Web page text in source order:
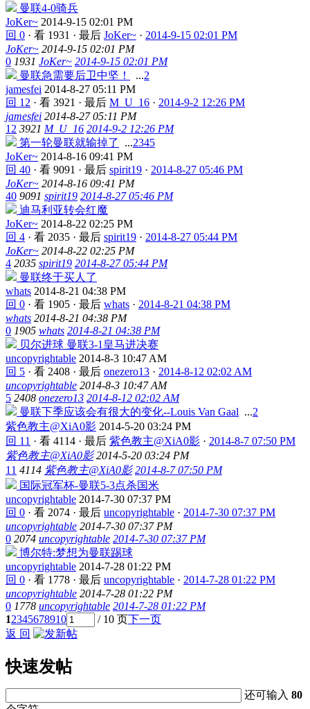
曼联4-0骑兵
JoKer~ 2014-9-15 02:01 PM
回 0 · 看 1931 · 最后 JoKer~ · 2014-9-15 02:01 PM
JoKer~ 2014-9-15 02:01 PM
0 1931 JoKer~ 2014-9-15 02:01 PM
曼联急需要后卫中坚！
...2
jamesfei 2014-8-27 05:11 PM
回 12 · 看 3921 · 最后 M_U_16 · 2014-9-2 12:26 PM
jamesfei 2014-8-27 05:11 PM
12 3921 M_U_16 2014-9-2 12:26 PM
第一轮曼联就输掉了
...2345
JoKer~ 2014-8-16 09:41 PM
回 40 · 看 9091 · 最后 spirit19 · 2014-8-27 05:46 PM
JoKer~ 2014-8-16 09:41 PM
40 9091 spirit19 2014-8-27 05:46 PM
迪马利亚转会红魔
JoKer~ 2014-8-22 02:25 PM
回 4 · 看 2035 · 最后 spirit19 · 2014-8-27 05:44 PM
JoKer~ 2014-8-22 02:25 PM
4 2035 spirit19 2014-8-27 05:44 PM
曼联终于买人了
whats 2014-8-21 04:38 PM
回 0 · 看 1905 · 最后 whats · 2014-8-21 04:38 PM
whats 2014-8-21 04:38 PM
0 1905 whats 2014-8-21 04:38 PM
贝尔进球 曼联3-1皇马进决赛
uncopyrightable 2014-8-3 10:47 AM
回 5 · 看 2408 · 最后 onezero13 · 2014-8-12 02:02 AM
uncopyrightable 2014-8-3 10:47 AM
5 2408 onezero13 2014-8-12 02:02 AM
曼联下季应该会有很大的变化--Louis Van Gaal ...2
紫色教主@XiA0影 2014-5-20 03:24 PM
回 11 · 看 4114 · 最后 紫色教主@XiA0影 · 2014-8-7 07:50 PM
紫色教主@XiA0影 2014-5-20 03:24 PM
11 4114 紫色教主@XiA0影 2014-8-7 07:50 PM
国际冠军杯-曼联5-3点杀国米
uncopyrightable 2014-7-30 07:37 PM
回 0 · 看 2074 · 最后 uncopyrightable · 2014-7-30 07:37 PM
uncopyrightable 2014-7-30 07:37 PM
0 2074 uncopyrightable 2014-7-30 07:37 PM
博尔特:梦想为曼联踢球
uncopyrightable 2014-7-28 01:22 PM
回 0 · 看 1778 · 最后 uncopyrightable · 2014-7-28 01:22 PM
uncopyrightable 2014-7-28 01:22 PM
0 1778 uncopyrightable 2014-7-28 01:22 PM
12345678910 / 10 页下一页
返 回
快速发帖
还可输入80